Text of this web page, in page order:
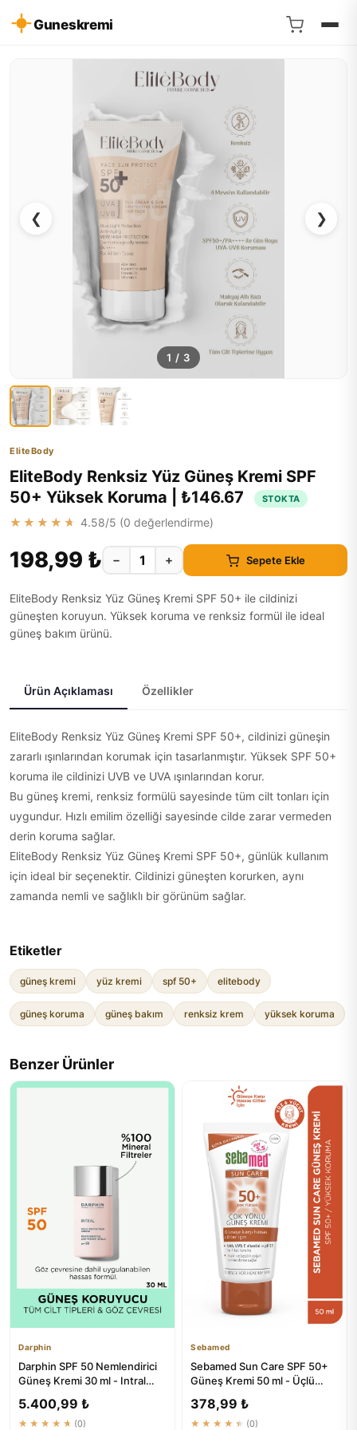
Guneskremi
❮ ❯
1 / 3
EliteBody
EliteBody Renksiz Yüz Güneş Kremi SPF
50+ Yüksek Koruma | ₺146.67
STOKTA
★★★★★ 4.58/5 (0 değerlendirme)
198,99 ₺ − + Sepete Ekle
EliteBody Renksiz Yüz Güneş Kremi SPF 50+ ile cildinizi
güneşten koruyun. Yüksek koruma ve renksiz formül ile ideal
güneş bakım ürünü.
Ürün Açıklaması Özellikler
EliteBody Renksiz Yüz Güneş Kremi SPF 50+, cildinizi güneşin
zararlı ışınlarından korumak için tasarlanmıştır. Yüksek SPF 50+
koruma ile cildinizi UVB ve UVA ışınlarından korur.
Bu güneş kremi, renksiz formülü sayesinde tüm cilt tonları için
uygundur. Hızlı emilim özelliği sayesinde cilde zarar vermeden
derin koruma sağlar.
EliteBody Renksiz Yüz Güneş Kremi SPF 50+, günlük kullanım
için ideal bir seçenektir. Cildinizi güneşten korurken, aynı
zamanda nemli ve sağlıklı bir görünüm sağlar.
Etiketler
güneş kremi yüz kremi spf 50+ elitebody
güneş koruma güneş bakım renksiz krem yüksek koruma
Benzer Ürünler
Darphin
Darphin SPF 50 Nemlendirici
Güneş Kremi 30 ml - Intral
5.400,99 ₺
★★★★★ (0)
Sebamed
Sebamed Sun Care SPF 50+
Güneş Kremi 50 ml - Üçlü
378,99 ₺
★★★★★ (0)